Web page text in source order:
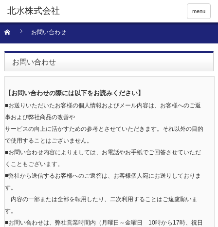
menu
お問い合わせ
お問い合わせ
【お問い合わせの際には以下をお読みください】
■お送りいただいたお客様の個人情報およびメール内容は、お客様へのご返
事および弊社商品の改善や
サービスの向上に活かすための参考とさせていただきます。それ以外の目的
で使用することはございません。
■お問い合わせ内容によりましては、お電話やお手紙でご回答させていただ
くこともございます。
■弊社から送信するお客様へのご返答は、お客様個人宛にお送りしておりま
す。
内容の一部または全部を転用したり、二次利用することはご遠慮願いま
す。
■お問い合わせは、弊社営業時間内（月曜日～金曜日 10時から17時、祝日